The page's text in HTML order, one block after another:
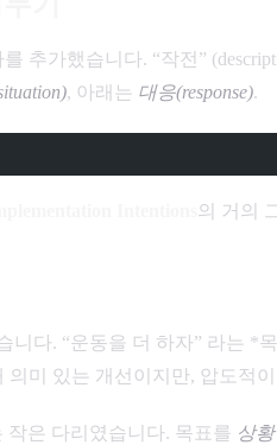
추가했습니다. “작전”
, 아래는 대응(response).
의 거의
다. “운동을 더 하자” 라는 *
미 있는 개선이지만, 압도적
작은 다리였습니다. 목표를 상